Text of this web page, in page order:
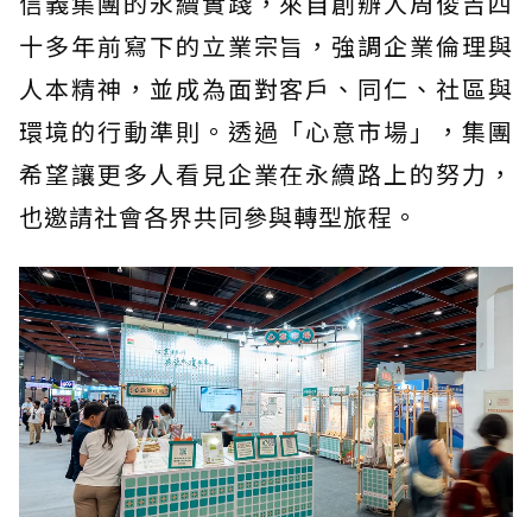
十多年前寫下的立業宗旨，強調企業倫理與
人本精神，並成為面對客戶、同仁、社區與
環境的行動準則。透過「心意市場」，集團
希望讓更多人看見企業在永續路上的努力，
也邀請社會各界共同參與轉型旅程。